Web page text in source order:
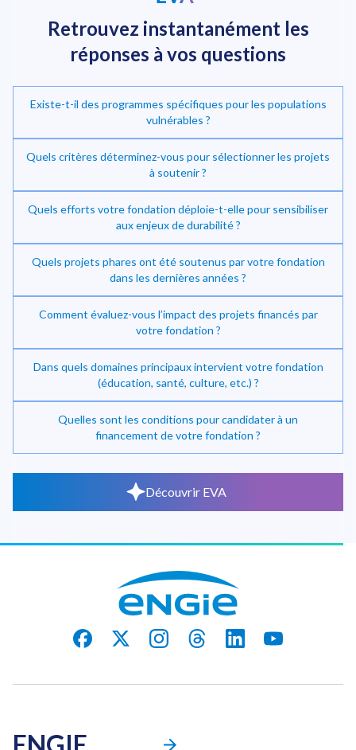
Investir dans la transition énergétique
Retrouvez instantanément les
réponses à vos questions
Existe-t-il des programmes spécifiques pour les populations
vulnérables ?
Quels critères déterminez-vous pour sélectionner les projets
à soutenir ?
Quels efforts votre fondation déploie-t-elle pour sensibiliser
aux enjeux de durabilité ?
Quels projets phares ont été soutenus par votre fondation
dans les dernières années ?
Comment évaluez-vous l’impact des projets financés par
votre fondation ?
Dans quels domaines principaux intervient votre fondation
(éducation, santé, culture, etc.) ?
Quelles sont les conditions pour candidater à un
financement de votre fondation ?
Découvrir EVA